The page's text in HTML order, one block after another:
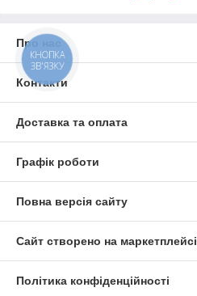
Про нас
Контакти
Доставка та оплата
Графік роботи
Повна версія сайту
Сайт створено на маркетплейсі
Політика конфіденційності
КНОПКА
ЗВ'ЯЗКУ